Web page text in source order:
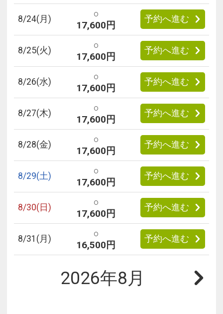
8/24(月)
○
17,600円
予約へ進む
8/25(火)
○
17,600円
予約へ進む
8/26(水)
○
17,600円
予約へ進む
8/27(木)
○
17,600円
予約へ進む
8/28(金)
○
17,600円
予約へ進む
8/29(土)
○
17,600円
予約へ進む
8/30(日)
○
17,600円
予約へ進む
8/31 (月)
○
16,500円
予約へ進む
2026年8月